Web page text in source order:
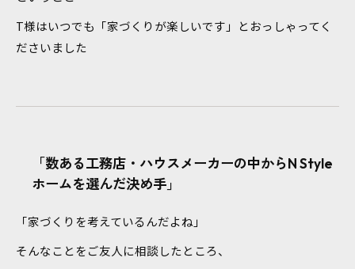
T様はいつでも「家づくりが楽しいです」とおっしゃってく
ださいました
「数ある工務店・ハウスメーカーの中からN Style
ホームを選んだ決め手」
「家づくりを考えているんだよね」
そんなことをご友人に相談したところ、